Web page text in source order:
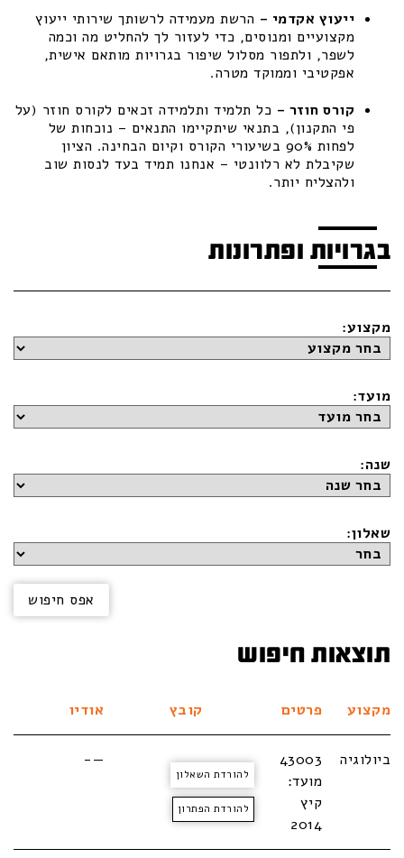
ייעוץ אקדמי – הרשת מעמידה לרשותך שירותי ייעוץ
מקצועיים ומנוסים, כדי לעזור לך להחליט מה וכמה
לשפר, ולתפור מסלול שיפור בגרויות מותאם אישית,
אפקטיבי וממוקד מטרה.
קורס חוזר – כל תלמיד ותלמידה זכאים לקורס חוזר (על
פי התקנון), בתנאי שיתקיימו התנאים – נוכחות של
לפחות 90% בשיעורי הקורס וקיום הבחינה. הציון
שקיבלת לא רלוונטי – אנחנו תמיד בעד לנסות שוב
ולהצליח יותר.
בגרויות ופתרונות
מקצוע:
מועד:
שנה:
שאלון:
תוצאות חיפוש
מקצוע פרטים קובץ אודיו
ביולוגיה
43003
מועד:
קיץ
2014
להורדת השאלון
להורדת הפתרון
—-